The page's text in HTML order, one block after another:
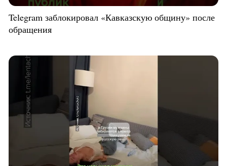
Telegram заблокировал «Кавказскую общину» после
обращения